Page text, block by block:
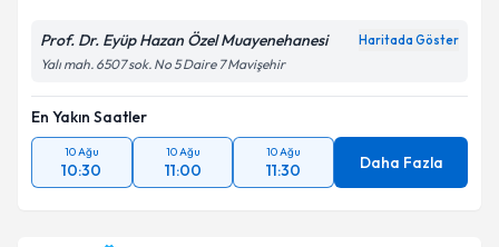
Prof. Dr. Eyüp Hazan Özel Muayenehanesi Haritada Göster
Yalı mah. 6507 sok. No 5 Daire 7 Mavişehir
En Yakın Saatler
10 Ağu
10:30
10 Ağu
11:00
10 Ağu
11:30 Daha Fazla